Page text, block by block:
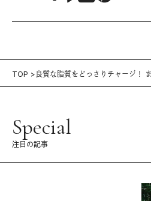
TOP
良質な脂質をどっさりチャージ！
Special
注目の記事